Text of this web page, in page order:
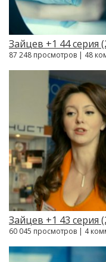
Зайцев +1 44 серия
87 248 просмотров | 48
Зайцев +1 43 серия
60 045 просмотров | 4